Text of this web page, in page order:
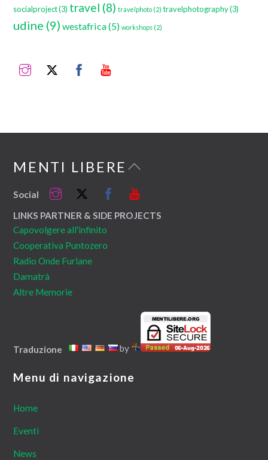
socialproject(3) travel (8) travelphoto (2) travelphotography(3)
udine (9) westafrica(5) workshops (2)
InstagramTwitter Facebook
Back
Top
MENTI LIBERE
Social
InstagramTwitter Facebook
LINKS PARTNER & SIDE PROJECTS
Capovolgere all'infinito
Cooperativa Puntozero
Radio Onde Furlane
Damatrà
Altre Memorie
Traduzione by
Menu di navigazione
Home
Eventi
News